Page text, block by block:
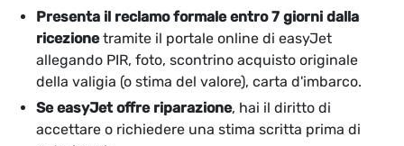
Presenta il reclamo formale entro 7 giorni dalla
ricezionetramite il portale online di easyJet
allegando PIR, foto, scontrino acquisto originale
della valigia (o stima del valore), carta d'imbarco.
Se easyJet offre riparazione, hai il diritto di
accettare o richiedere una stima scritta prima di